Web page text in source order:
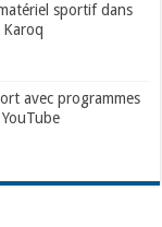
sportif dans
avec programmes